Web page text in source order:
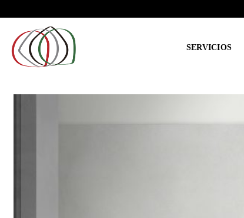
al
contenido
SERVICIOS